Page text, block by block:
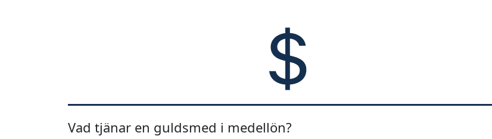
Vad tjänar en guldsmed i medellön?